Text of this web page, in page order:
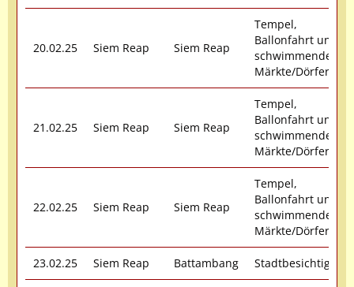
20.02.25 Siem Reap Siem Reap
Tempel,
Ballonfahrt und
schwimmende
Märkte/Dörfer
21.02.25 Siem Reap Siem Reap
Tempel,
Ballonfahrt und
schwimmende
Märkte/Dörfer
22.02.25 Siem Reap Siem Reap
Tempel,
Ballonfahrt und
schwimmende
Märkte/Dörfer
23.02.25 Siem Reap Battambang Stadtbesichtigung